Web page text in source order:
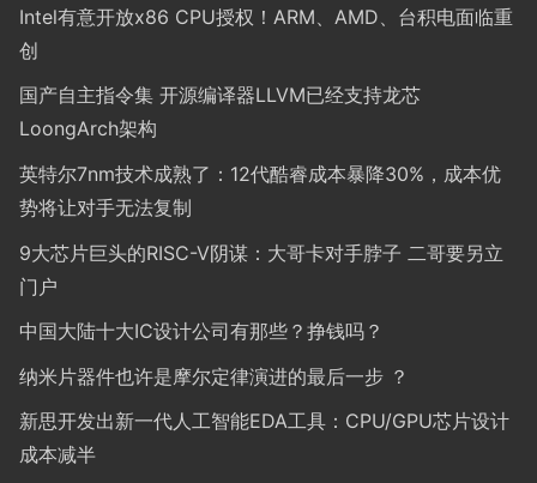
Intel有意开放x86 CPU授权！ARM、AMD、台积电面临重
创
国产自主指令集 开源编译器LLVM已经支持龙芯
LoongArch架构
英特尔7nm技术成熟了：12代酷睿成本暴降30%，成本优
势将让对手无法复制
9大芯片巨头的RISC-V阴谋：大哥卡对手脖子 二哥要另立
门户
中国大陆十大IC设计公司有那些？挣钱吗？
纳米片器件也许是摩尔定律演进的最后一步 ？
新思开发出新一代人工智能EDA工具：CPU/GPU芯片设计
成本减半